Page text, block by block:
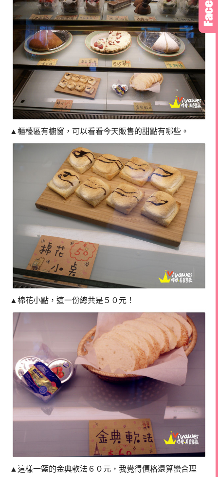
▲櫃檯區有櫥窗，可以看看今天販售的甜點有哪些。
▲棉花小點，這一份總共是５０元！
▲這樣一籃的金典軟法６０元，我覺得價格還算蠻合理